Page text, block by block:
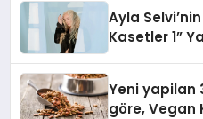
Ayla
Kasetler 1”
Yeni yapilan
göre, Vegan